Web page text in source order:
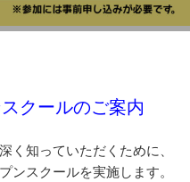
ご案内
クールのご案内
く知っていただくために、
ンスクールを実施します。